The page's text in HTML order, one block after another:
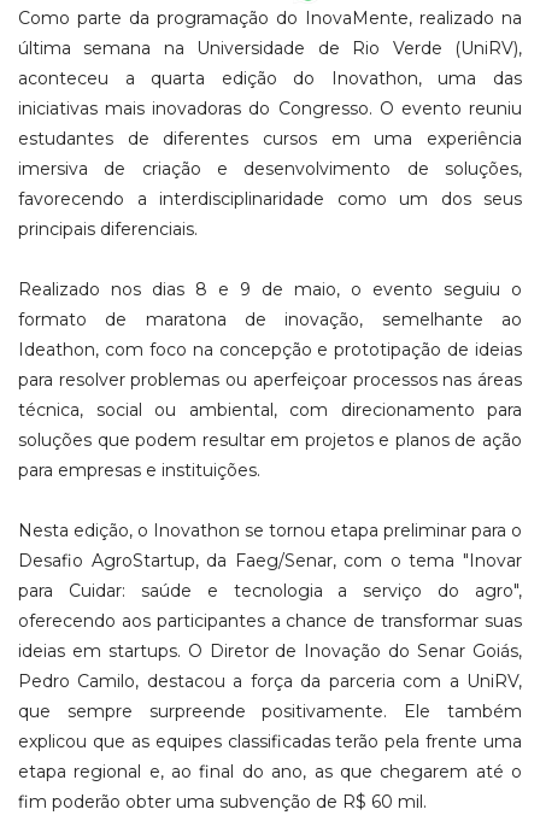
Como parte da programação do InovaMente, realizado na
última semana na Universidade de Rio Verde (UniRV),
aconteceu a quarta edição do Inovathon, uma das
iniciativas mais inovadoras do Congresso. O evento reuniu
estudantes de diferentes cursos em uma experiência
imersiva de criação e desenvolvimento de soluções,
favorecendo a interdisciplinaridade como um dos seus
principais diferenciais.
Realizado nos dias 8 e 9 de maio, o evento seguiu o
formato de maratona de inovação, semelhante ao
Ideathon, com foco na concepção e prototipação de ideias
para resolver problemas ou aperfeiçoar processos nas áreas
técnica, social ou ambiental, com direcionamento para
soluções que podem resultar em projetos e planos de ação
para empresas e instituições.
Nesta edição, o Inovathon se tornou etapa preliminar para o
Desafio AgroStartup, da Faeg/Senar, com o tema "Inovar
para Cuidar: saúde e tecnologia a serviço do agro",
oferecendo aos participantes a chance de transformar suas
ideias em startups. O Diretor de Inovação do Senar Goiás,
Pedro Camilo, destacou a força da parceria com a UniRV,
que sempre surpreende positivamente. Ele também
explicou que as equipes classificadas terão pela frente uma
etapa regional e, ao final do ano, as que chegarem até o
fim poderão obter uma subvenção de R$ 60 mil.